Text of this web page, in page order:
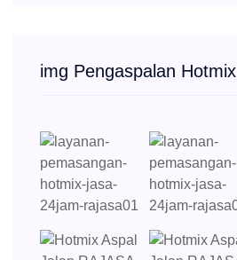
img Pengaspalan Hotmix